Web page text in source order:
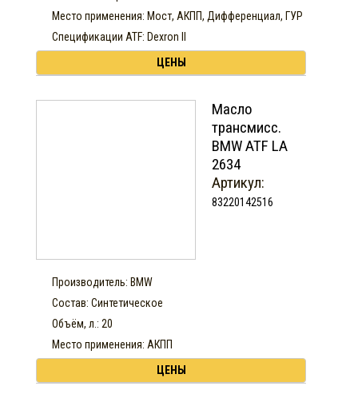
Место применения: Мост, АКПП, Дифференциал, ГУР
Спецификации ATF: Dexron II
ЦЕНЫ
Масло
трансмисс.
BMW ATF LA
2634
Артикул:
83220142516
Производитель: BMW
Состав: Синтетическое
Объём, л.: 20
Место применения: АКПП
ЦЕНЫ